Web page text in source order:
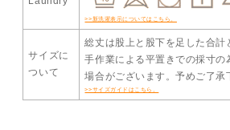
>>新洗濯表示についてはこちら。
サイズに
ついて
総丈は股上と股下を足した合計
手作業による平置きでの採寸の
場合がございます。予めご了承
>>サイズガイドはこちら。